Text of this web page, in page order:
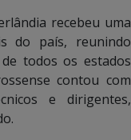
recebeu uma
do país, reunindo
todos os estados
contou com
e dirigentes,